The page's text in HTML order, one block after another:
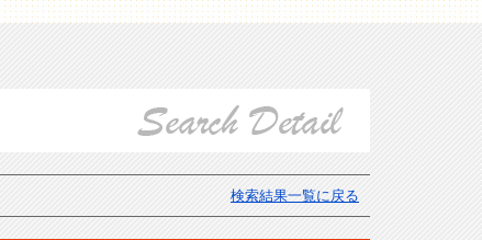
検索結果一覧に戻る